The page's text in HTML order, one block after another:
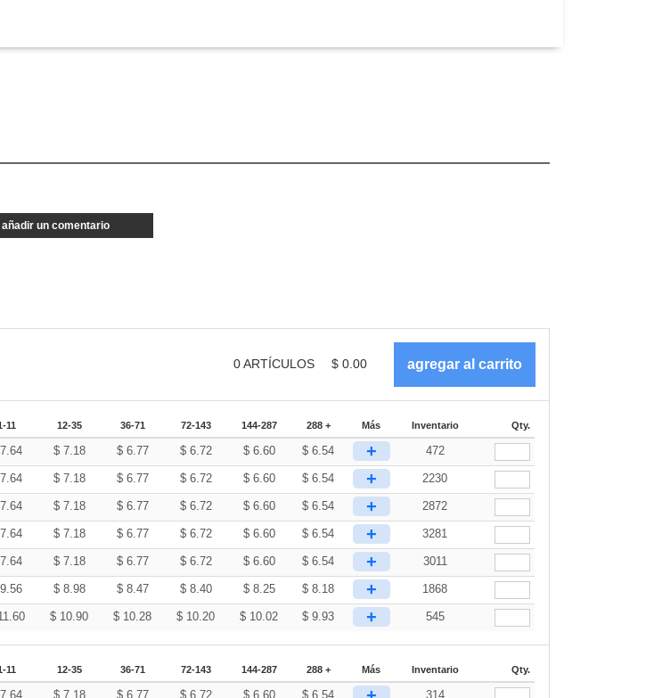
añadir un comentario
0ARTÍCULOS $ 0.00
11 12-35 36-71 72-143 144-287 288 + Más Inventario Qty.
7.64 $ 7.18 $ 6.77 $ 6.72 $ 6.60 $6.54 + 472
7.64 $ 7.18 $ 6.77 $ 6.72 $ 6.60 $6.54 + 2230
7.64 $ 7.18 $ 6.77 $ 6.72 $ 6.60 $6.54 + 2872
7.64 $ 7.18 $ 6.77 $ 6.72 $ 6.60 $6.54 + 3281
7.64 $ 7.18 $ 6.77 $ 6.72 $ 6.60 $6.54 + 3011
9.56 $ 8.98 $ 8.47 $ 8.40 $ 8.25 $8.18 + 1868
$ 10.90 $ 10.28 $ 10.20 $ 10.02 $9.93 + 545
11 12-35 36-71 72-143 144-287 288 + Más Inventario Qty.
7.64 $ 7.18 $ 6.77 $ 6.72 $ 6.60 $6.54 314